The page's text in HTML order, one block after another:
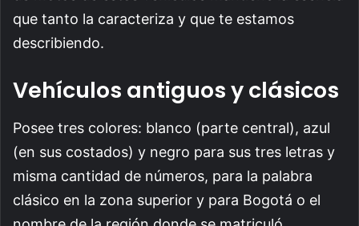
que tanto la caracteriza y que te estamos
describiendo.
Vehículos antiguos y clásicos
Posee tres colores: blanco (parte central), azul
(en sus costados) y negro para sus tres letras y
misma cantidad de números, para la palabra
clásico en la zona superior y para Bogotá o el